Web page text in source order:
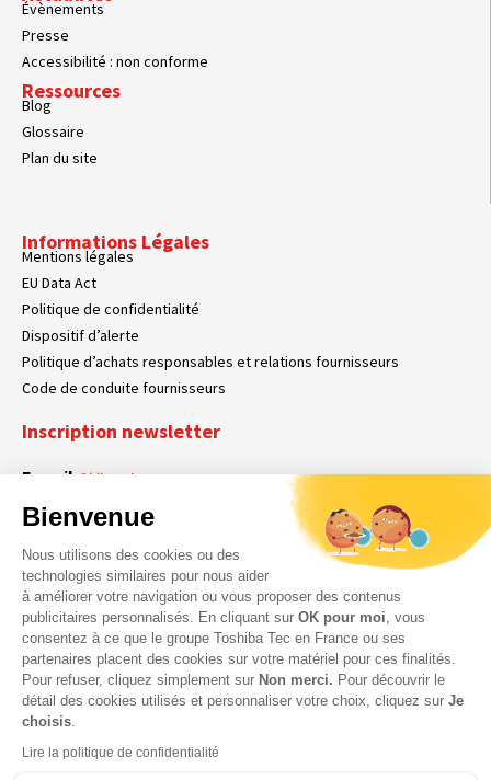
Évènements
Presse
Accessibilité : non conforme
Ressources
Blog
Glossaire
Plan du site
Informations Légales
Mentions légales
EU Data Act
Politique de confidentialité
Dispositif d’alerte
Politique d’achats responsables et relations fournisseurs
Code de conduite fournisseurs
Inscription newsletter
E-mailObligatoire
RGPD
Obligatoire
En cochant cette case, vous acceptez que Toshiba Tec France collecte vos
données personnelles. Pour plus d’informations sur notre politique en matière
de données personnelles,cliquez ici.Obligatoire
Bienvenue
Nous utilisons des cookies ou des
technologies similaires pour nous aider
à améliorer votre navigation ou vous proposer des contenus
publicitaires personnalisés. En cliquant sur OK pour moi , vous
consentez à ce que le groupe Toshiba Tec en France ou ses
partenaires placent des cookies sur votre matériel pour ces finalités.
Pour refuser, cliquez simplement sur Non merci. Pour découvrir le
détail des cookies utilisés et personnaliser votre choix, cliquez sur Je
choisis
Lire la politique de confidentialité